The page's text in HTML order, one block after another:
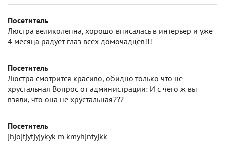
Посетитель
Люстра великолепна, хорошо вписалась в интерьер и уже
4 месяца радует глаз всех домочадцев!!!
Посетитель
Люстра смотрится красиво, обидно только что не
хрустальная Вопрос от администрации: И с чего ж вы
взяли, что она не хрустальная???
Посетитель
jhjojtjytjyjykyk m kmyhjntyjkk